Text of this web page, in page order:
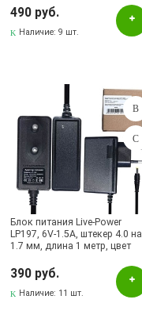
490 руб.
Наличие:9 шт.
Блок питания Live-Power
LP197, 6V-1.5A, штекер 4.0 на
1.7 мм, длина 1 метр, цвет
тонометров)
390 руб.
Наличие: 11 шт.